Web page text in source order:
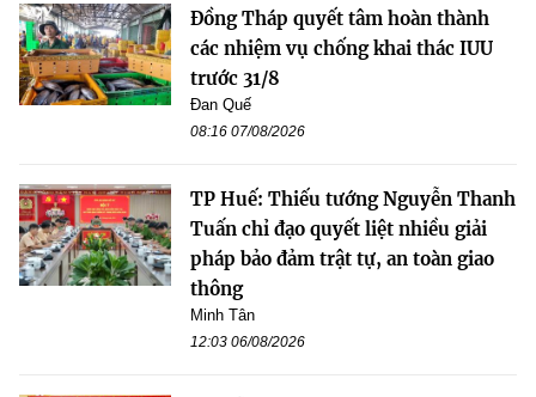
Đồng Tháp quyết tâm hoàn thành
các nhiệm vụ chống khai thác IUU
trước 31/8
Đan Quế
08:16 07/08/2026
TP Huế: Thiếu tướng Nguyễn Thanh
Tuấn chỉ đạo quyết liệt nhiều giải
pháp bảo đảm trật tự, an toàn giao
thông
Minh Tân
12:03 06/08/2026